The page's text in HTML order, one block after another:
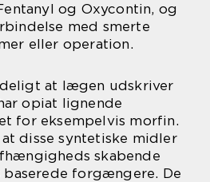
og Oxycontin, og
med smerte
eller operation.
at lægen udskriver
opiat lignende
for eksempelvis morfin.
disse syntetiske midler
skabende
baserede forgængere. De